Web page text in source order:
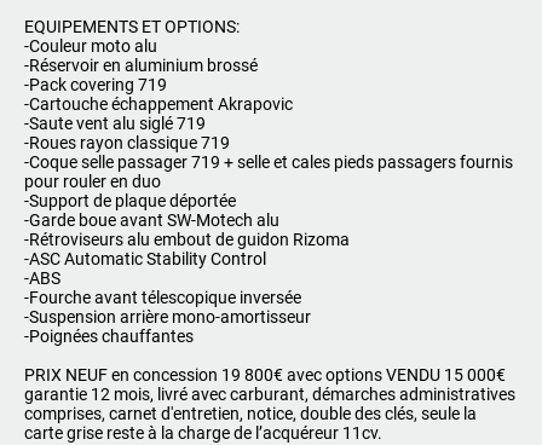
EQUIPEMENTS ET OPTIONS:
-Couleur moto alu
-Réservoir en aluminium brossé
-Pack covering 719
-Cartouche échappement Akrapovic
-Saute vent alu siglé 719
-Roues rayon classique 719
-Coque selle passager 719 + selle et cales pieds passagers fournis
pour rouler en duo
-Support de plaque déportée
-Garde boue avant SW-Motech alu
-Rétroviseurs alu embout de guidon Rizoma
-ASC Automatic Stability Control
-ABS
-Fourche avant télescopique inversée
-Suspension arrière mono-amortisseur
-Poignées chauffantes
PRIX NEUF en concession 19 800€ avec options VENDU 15 000€
garantie 12 mois, livré avec carburant, démarches administratives
comprises, carnet d'entretien, notice, double des clés, seule la
carte grise reste à la charge de l’acquéreur 11cv.